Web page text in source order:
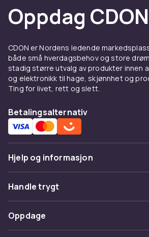
på kjøkkenet.
Velg riktig for kjøkkenet
Riktig valg av kjøkkenutstyr
hvordan du lager mat. Tenk på
størrelse og hvilke retter du
Kundeanmeldelser gir god innsikt
Kjøkkenutstyr fra kjente
CDON samler kjøkkenutstyr fra
merker i alle prisklasser.
produkter, les anmeldelser og
Oppdag CDON
CDON er Nordens ledende
både små hverdagsbehov og store
stadig større utvalg av produkter innen
og elektronikk til hage, skjønnhet og
Ting for livet, rett og slett.
Betalingsalternativ
Hjelp og informasjon
Vanlige spørsmål
Spor pakke
Angre & returner her
Handle trygt
Betaling
Levering
Oppdage